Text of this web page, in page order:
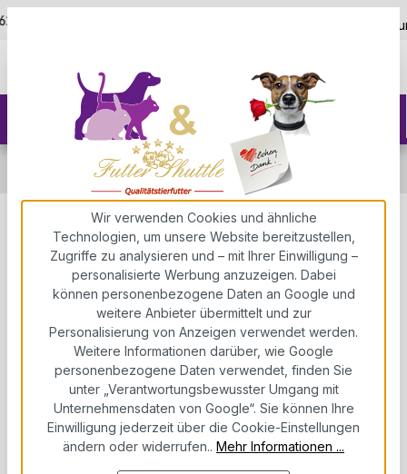
Zum Hauptinhalt springen über 5.000+ zufriedene
Trockenfutter für Hunde
Super Premium Trockenfutter für Hunde
Angebot Hunde Trockenfutter
Sparpaket – Super Premium
Geflügel & Lamm-Reis Sensitiv – 2
× 3 kg
Futter Shuttle
Bildergalerie überspringen
Wir verwenden Cookies und ähnliche
Technologien, um unsere Website bereitzustellen,
Zugriffe zu analysieren und – mit Ihrer Einwilligung –
personalisierte Werbung anzuzeigen. Dabei
können personenbezogene Daten an Google und
weitere Anbieter übermittelt und zur
Personalisierung von Anzeigen verwendet werden.
Weitere Informationen darüber, wie Google
personenbezogene Daten verwendet, finden Sie
unter „Verantwortungsbewusster Umgang mit
Unternehmensdaten von Google“. Sie können Ihre
Einwilligung jederzeit über die Cookie-Einstellungen
ändern oder widerrufen.. Mehr Informationen ...